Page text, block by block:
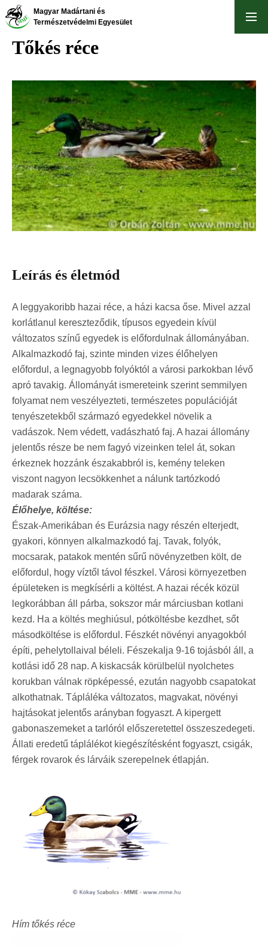
Ugrás
tartalomra
Magyar Madártani és
Természetvédelmi Egyesület
Tőkés réce
Leírás és életmód
A leggyakoribb hazai réce, a házi kacsa őse. Mivel azzal
korlátlanul kereszteződik, típusos egyedein kívül
változatos színű egyedek is előfordulnak állományában.
Alkalmazkodó faj, szinte minden vizes élőhelyen
előfordul, a legnagyobb folyóktól a városi parkokban lévő
apró tavakig. Állományát ismereteink szerint semmilyen
folyamat nem veszélyezteti, természetes populációját
tenyészetekből származó egyedekkel növelik a
vadászok. Nem védett, vadászható faj. A hazai állomány
jelentős része be nem fagyó vizeinken telel át, sokan
érkeznek hozzánk északabbról is, kemény teleken
viszont nagyon lecsökkenhet a nálunk tartózkodó
madarak száma.
Élőhelye, költése:
Észak-Amerikában és Eurázsia nagy részén elterjedt,
gyakori, könnyen alkalmazkodó faj. Tavak, folyók,
mocsarak, patakok mentén sűrű növényzetben költ, de
előfordul, hogy víztől távol fészkel. Városi környezetben
épületeken is megkísérli a költést. A hazai récék közül
legkorábban áll párba, sokszor már márciusban kotlani
kezd. Ha a költés meghiúsul, pótköltésbe kezdhet, sőt
másodköltése is előfordul. Fészkét növényi anyagokból
építi, pehelytollaival béleli. Fészekalja 9-16 tojásból áll, a
kotlási idő 28 nap. A kiskacsák körülbelül nyolchetes
korukban válnak röpképessé, ezután nagyobb csapatokat
alkothatnak. Tápláléka változatos, magvakat, növényi
hajtásokat jelentős arányban fogyaszt. A kipergett
gabonaszemeket a tarlóról előszeretettel összeszedegeti.
Állati eredetű táplálékot kiegészítésként fogyaszt, csigák,
férgek rovarok és lárváik szerepelnek étlapján.
Hím ​tőkés réce